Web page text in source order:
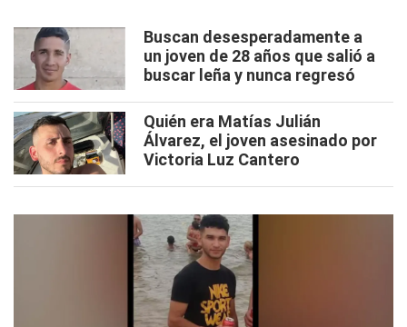
Buscan desesperadamente a
un joven de 28 años que salió a
buscar leña y nunca regresó
Quién era Matías Julián
Álvarez, el joven asesinado por
Victoria Luz Cantero